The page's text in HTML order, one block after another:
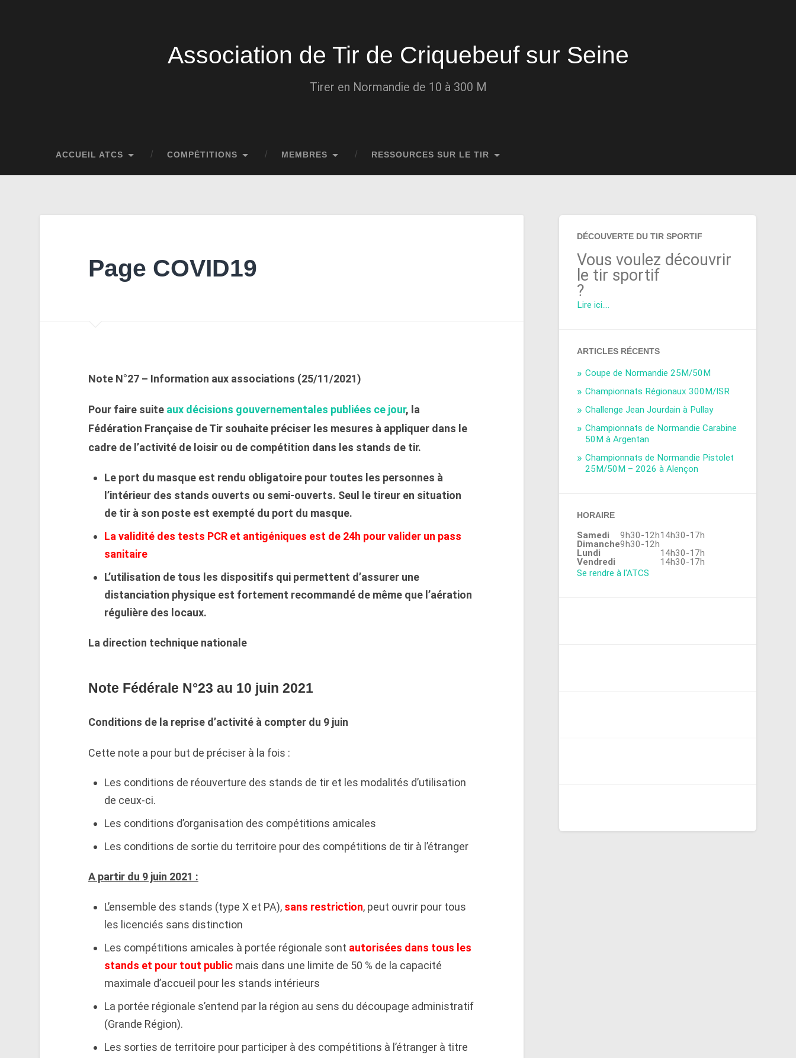
Association de Tir de Criquebeuf sur Seine
Tirer en Normandie de 10 à 300 M
ACCUEIL ATCS COMPÉTITIONS MEMBRES RESSOURCES SUR LE TIR
Page COVID19
Note N°27 – Information aux associations (25/11/2021)
Pour faire suite aux décisions gouvernementales publiées ce jour, la
Fédération Française de Tir souhaite préciser les mesures à appliquer dans le
cadre de l’activité de loisir ou de compétition dans les stands de tir.
Le port du masque est rendu obligatoire pour toutes les personnes à
l’intérieur des stands ouverts ou semi-ouverts. Seul le tireur en situation
de tir à son poste est exempté du port du masque.
La validité des tests PCR et antigéniques est de 24h pour valider un pass
sanitaire
L’utilisation de tous les dispositifs qui permettent d’assurer une
distanciation physique est fortement recommandé de même que l’aération
régulière des locaux.
La direction technique nationale
Note Fédérale N°23 au 10 juin 2021
Conditions de la reprise d’activité à compter du 9 juin
Cette note a pour but de préciser à la fois :
Les conditions de réouverture des stands de tir et les modalités d’utilisation
de ceux-ci.
Les conditions d’organisation des compétitions amicales
Les conditions de sortie du territoire pour des compétitions de tir à l’étranger
A partir du 9 juin 2021 :
L’ensemble des stands (type X et PA), sans restriction, peut ouvrir pour tous
les licenciés sans distinction
Les compétitions amicales à portée régionale sont autorisées dans tous les
stands et pour tout public mais dans une limite de 50 % de la capacité
maximale d’accueil pour les stands intérieurs
La portée régionale s’entend par la région au sens du découpage administratif
(Grande Région).
Les sorties de territoire pour participer à des compétitions à l’étranger à titre
DÉCOUVERTE DU TIR SPORTIF
Vous voulez découvrir
le tir sportif
?
Lire ici....
ARTICLES RÉCENTS
Coupe de Normandie 25M/50M
Championnats Régionaux 300M/ISR
Challenge Jean Jourdain à Pullay
Championnats de Normandie Carabine
50M à Argentan
Championnats de Normandie Pistolet
25M/50M – 2026 à Alençon
HORAIRE
Samedi 9h30-12h14h30-17h
Dimanche9h30-12h
Lundi
14h30-17h
Vendredi
14h30-17h
Se rendre à l'ATCS